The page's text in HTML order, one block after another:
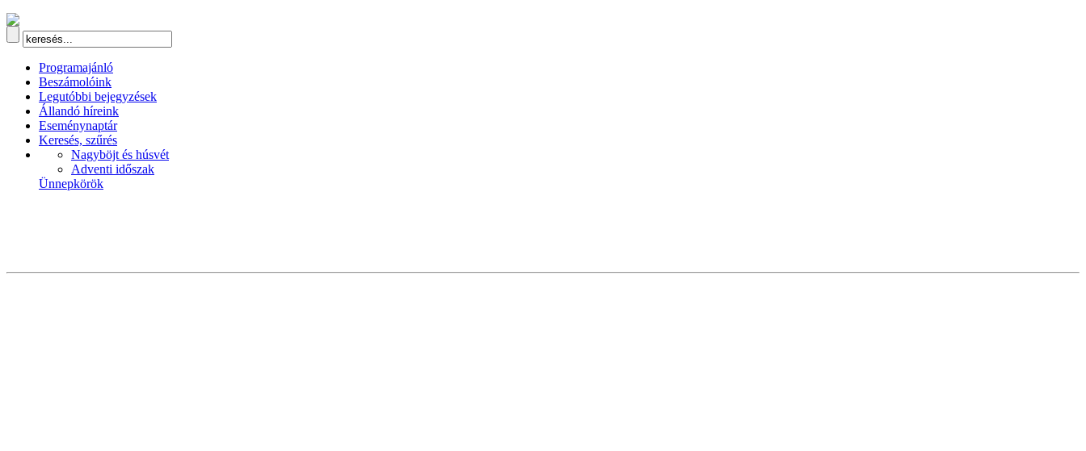
Programajánló
Beszámolóink
Legutóbbi bejegyzések
Állandó híreink
Eseménynaptár
Keresés, szűrés
Nagyböjt és húsvét
Adventi időszak
Ünnepkörök